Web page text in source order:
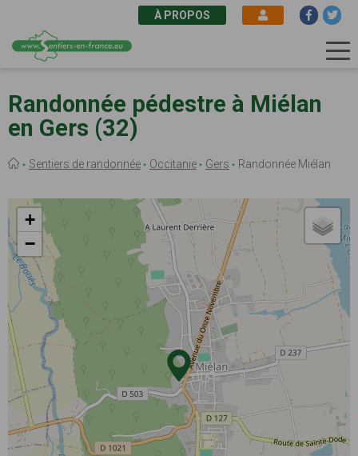
au
contenu
principal
À PROPOS
Randonnée pédestre à Miélan
en Gers (32)
Fil
Sentiers de randonnée Occitanie Gers Randonnée Miélan
+
−